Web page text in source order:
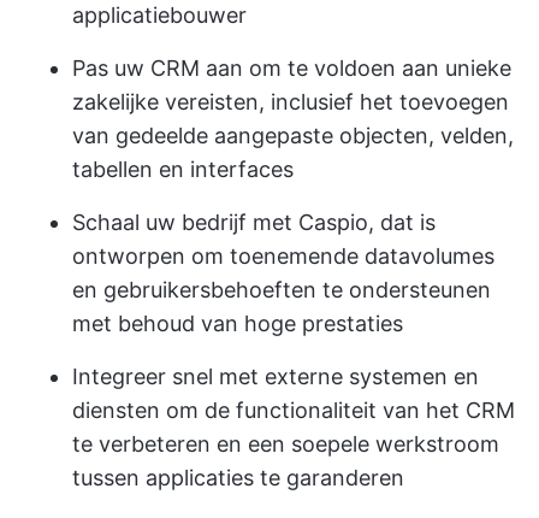
applicatiebouwer
Pas uw CRM aan om te voldoen aan unieke
zakelijke vereisten, inclusief het toevoegen
van gedeelde aangepaste objecten, velden,
tabellen en interfaces
Schaal uw bedrijf met Caspio, dat is
ontworpen om toenemende datavolumes
en gebruikersbehoeften te ondersteunen
met behoud van hoge prestaties
Integreer snel met externe systemen en
diensten om de functionaliteit van het CRM
te verbeteren en een soepele werkstroom
tussen applicaties te garanderen